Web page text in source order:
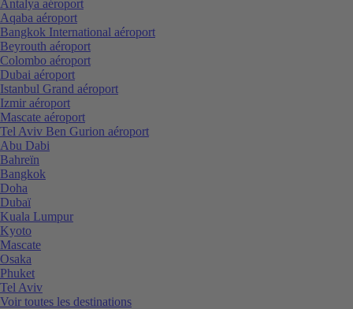
Antalya aéroport
Aqaba aéroport
Bangkok International aéroport
Beyrouth aéroport
Colombo aéroport
Dubai aéroport
Istanbul Grand aéroport
Izmir aéroport
Mascate aéroport
Tel Aviv Ben Gurion aéroport
Abu Dabi
Bahreïn
Bangkok
Doha
Dubaï
Kuala Lumpur
Kyoto
Mascate
Osaka
Phuket
Tel Aviv
Voir toutes les destinations